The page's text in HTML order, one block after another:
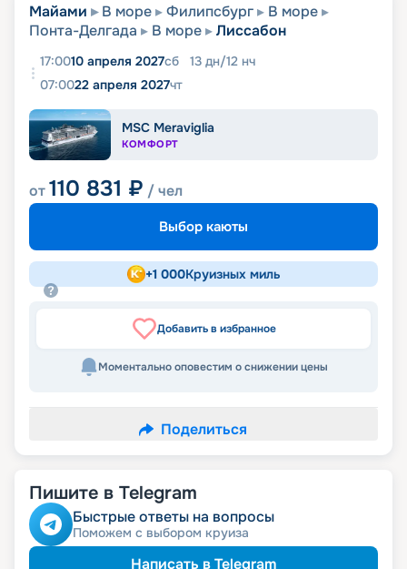
Майами В море Филипсбург
В море
Понта-Делгада
В море Лиссабон
17:0010 апреля 2027сб 13 дн/12 нч
07:0022 апреля 2027чт
MSC Meraviglia
КОМФОРТ
от110 831 ₽ / чел
Выбор каюты
+1 000Круизных миль
Добавить в избранное
Моментально оповестим о снижении цены
Поделиться
Пишите в Telegram
Быстрые ответы на вопросы
Поможем с выбором круиза
Написать в Telegram